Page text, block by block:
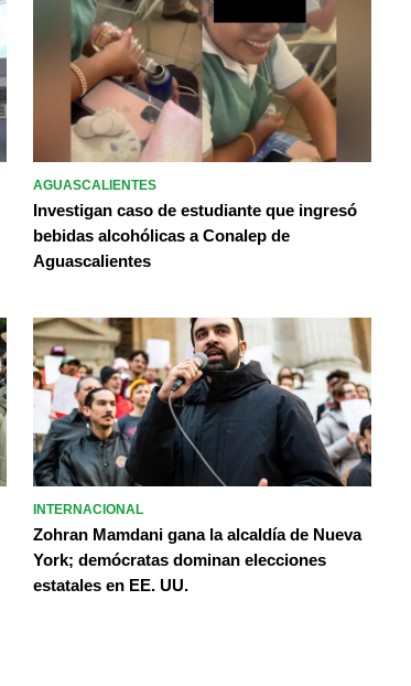
AGUASCALIENTES
Investigan caso de estudiante que ingresó
bebidas alcohólicas a Conalep de
Aguascalientes
INTERNACIONAL
Zohran Mamdani gana la alcaldía de Nueva
York; demócratas dominan elecciones
estatales en EE. UU.